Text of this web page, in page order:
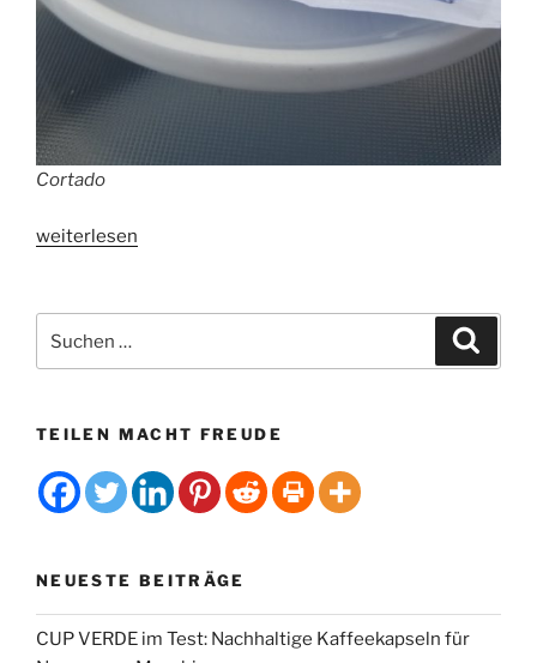
Cortado
„Palma
beste
Spezialitätencafés“
weiterlesen
nach:
TEILEN MACHT FREUDE
NEUESTE BEITRÄGE
CUP VERDE im Test: Nachhaltige Kaffeekapseln für